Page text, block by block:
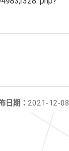
日期： 2021-12-08